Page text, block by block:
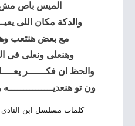
الميس باص
والدكة مكان اللى
مع بعض هنتعب
وهنعلى ونعلى فى
والحظ ان فكــــــر
ون تو هنعديـــــــــــــــه
كلمات مسلسل ابن النادي